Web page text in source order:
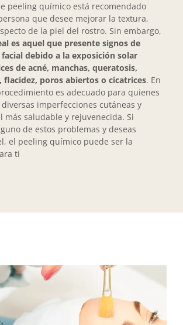
peeling químico está recomendado
que desee mejorar la textura,
de la piel del rostro. Sin embargo,
es aquel que presente signos de
debido a la exposición solar
de acné, manchas, queratosis,
flacidez, poros abiertos o cicatrices. En
es adecuado para quienes
imperfecciones cutáneas y
más saludable y rejuvenecida. Si
de estos problemas y deseas
el peeling químico puede ser la
ti